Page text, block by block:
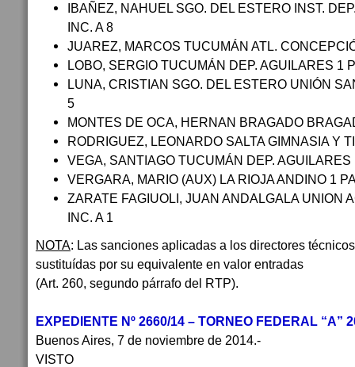
IBAÑEZ, NAHUEL SGO. DEL ESTERO INST.
INC. A 8
JUAREZ, MARCOS TUCUMÁN ATL.
LOBO, SERGIO TUCUMÁN DEP. AGUILARES 1
LUNA, CRISTIAN SGO. DEL ESTERO UNIÓN
5
MONTES DE OCA, HERNAN BRAGADO
RODRIGUEZ, LEONARDO SALTA GIMNASIA Y
VEGA, SANTIAGO TUCUMÁN DEP.
VERGARA, MARIO (AUX) LA RIOJA ANDINO 1
ZARATE FAGIUOLI, JUAN ANDALGALA UNION
INC. A 1
NOTA: Las sanciones aplicadas a los directores
sustituídas por su equivalente en valor entradas
(Art. 260, segundo párrafo del RTP).
EXPEDIENTE Nº 2660/14 – TORNEO FEDERAL “A”
Buenos Aires, 7 de noviembre de 2014.-
VISTO